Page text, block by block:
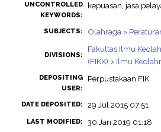
UNCONTROLLED
KEYWORDS:
kepuasan, jasa
SUBJECTS: Olahraga >
DIVISIONS:
Fakultas Ilmu
(FIKK) > Ilmu
DEPOSITING
USER:
Perpustakaan FIK
DATE DEPOSITED: 29 Jul 2015 07:51
LAST MODIFIED: 30 Jan 2019 01:18